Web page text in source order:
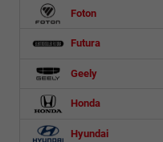
Foton
Futura
Geely
Honda
Hyundai